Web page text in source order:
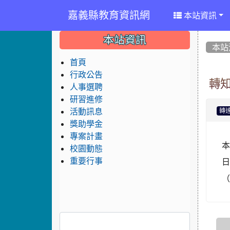
嘉義縣教育資訊網 本站資訊
本
轉
轉
（
::: 本站資訊
首頁
行政公告
人事選聘
研習進修
活動訊息
獎助學金
專案計畫
校園動態
重要行事